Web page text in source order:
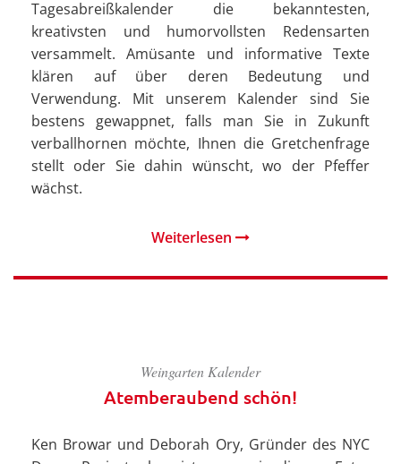
Tagesabreißkalender die bekanntesten,
kreativsten und humorvollsten Redensarten
versammelt. Amüsante und informative Texte
klären auf über deren Bedeutung und
Verwendung. Mit unserem Kalender sind Sie
bestens gewappnet, falls man Sie in Zukunft
verballhornen möchte, Ihnen die Gretchenfrage
stellt oder Sie dahin wünscht, wo der Pfeffer
wächst.
Weiterlesen
Weingarten Kalender
Atemberaubend schön!
Ken Browar und Deborah Ory, Gründer des NYC